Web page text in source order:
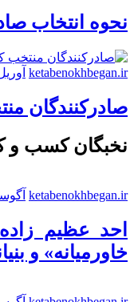
نحوه انتخاب
ketabenokhbegan.ir آوریل 26,
صادرکنندگان
نخبگان کسب و
ketabenokhbegan.ir آگوست
احد عظیم
خاورمیانه» و